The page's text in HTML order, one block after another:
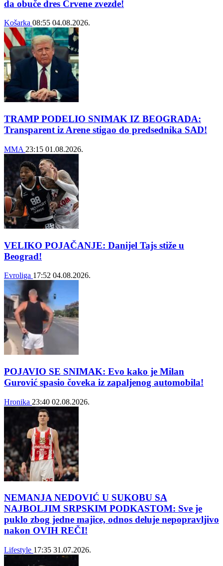
da obuče dres Crvene zvezde!
Košarka 08:55 04.08.2026.
TRAMP PODELIO SNIMAK IZ BEOGRADA:
Transparent iz Arene stigao do predsednika SAD!
MMA 23:15 01.08.2026.
VELIKO POJAČANJE: Danijel Tajs stiže u
Beograd!
Evroliga 17:52 04.08.2026.
POJAVIO SE SNIMAK: Evo kako je Milan
Gurović spasio čoveka iz zapaljenog automobila!
Hronika 23:40 02.08.2026.
NEMANJA NEDOVIĆ U SUKOBU SA
NAJBOLJIM SRPSKIM PODKASTOM: Sve je
puklo zbog jedne majice, odnos deluje nepopravljivo
nakon OVIH REČI!
Lifestyle 17:35 31.07.2026.